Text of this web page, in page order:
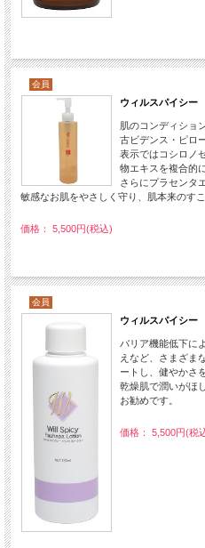
会員
ウィルスパイシ
肌のコンディショ
古ビデンス・ピロ
表示ではコシロノ
物エキスを複合的
さらにプラセンタ
敏感なお肌をやさしく守り、肌本来のす
価格： 5,500円(税込)
会員
ウィルスパイシー
バリア機能低下に
えなど、さまざま
ートし、健やかさ
乾燥肌で潤いがほ
お勧めです。
価格： 5,500円(税